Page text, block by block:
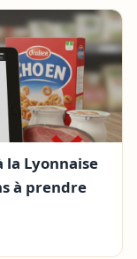
la Lyonnaise
à prendre